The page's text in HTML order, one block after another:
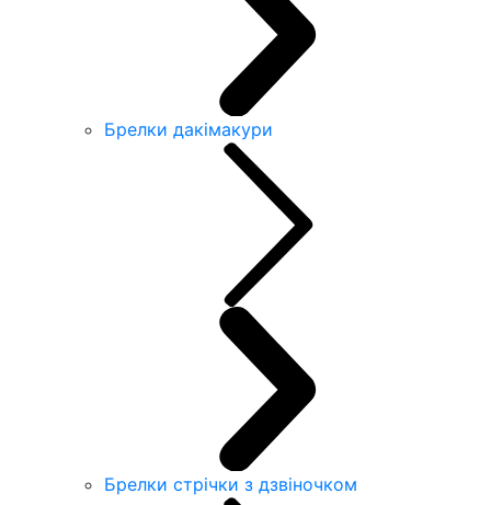
Брелки дакімакури
Брелки стрічки з дзвіночком